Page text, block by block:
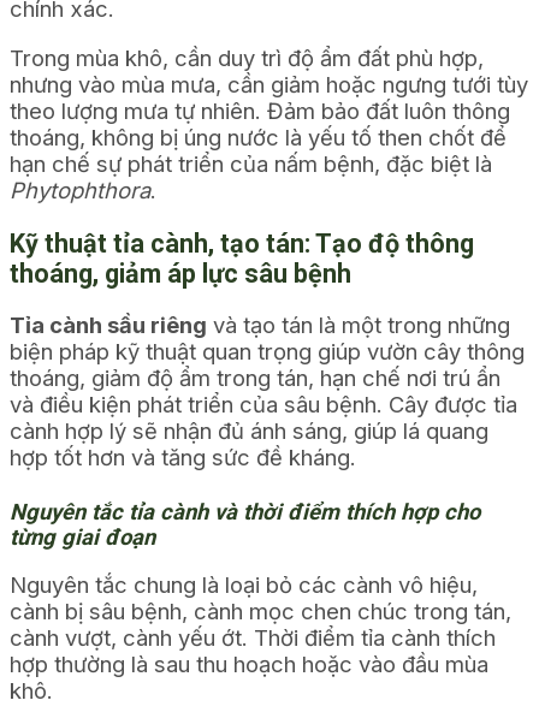
chính xác.
Trong mùa khô, cần duy trì độ ẩm đất phù hợp,
nhưng vào mùa mưa, cần giảm hoặc ngưng tưới tùy
theo lượng mưa tự nhiên. Đảm bảo đất luôn thông
thoáng, không bị úng nước là yếu tố then chốt để
hạn chế sự phát triển của nấm bệnh, đặc biệt là
Phytophthora.
Kỹ thuật tỉa cành, tạo tán: Tạo độ thông
thoáng, giảm áp lực sâu bệnh
Tỉa cành sầu riêng và tạo tán là một trong những
biện pháp kỹ thuật quan trọng giúp vườn cây thông
thoáng, giảm độ ẩm trong tán, hạn chế nơi trú ẩn
và điều kiện phát triển của sâu bệnh. Cây được tỉa
cành hợp lý sẽ nhận đủ ánh sáng, giúp lá quang
hợp tốt hơn và tăng sức đề kháng.
Nguyên tắc tỉa cành và thời điểm thích hợp cho
từng giai đoạn
Nguyên tắc chung là loại bỏ các cành vô hiệu,
cành bị sâu bệnh, cành mọc chen chúc trong tán,
cành vượt, cành yếu ớt. Thời điểm tỉa cành thích
hợp thường là sau thu hoạch hoặc vào đầu mùa
khô.